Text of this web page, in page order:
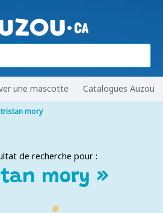
une mascotte Catalogues Auzou
mory
de recherche pour :
mory »